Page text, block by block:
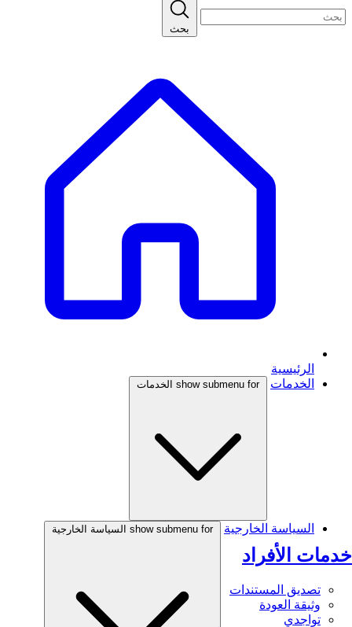
بحث
الرئيسية
الخدمات
show submenu for الخدمات
خدمات الأفراد
تصديق المستندات
وثيقة العودة
تواجدي
السياسة الخارجية show submenu for السياسة الخارجية